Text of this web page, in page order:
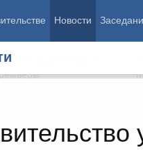
Новости
Правительства